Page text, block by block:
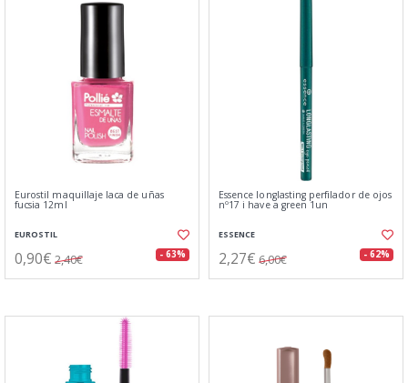
Eurostil maquillaje laca de uñas
fucsia 12ml
EUROSTIL
0,90€ 2,40€ - 63%
Essence longlasting perfilador de ojos
nº17 i have a green 1un
ESSENCE
2,27€ 6,00€ - 62%